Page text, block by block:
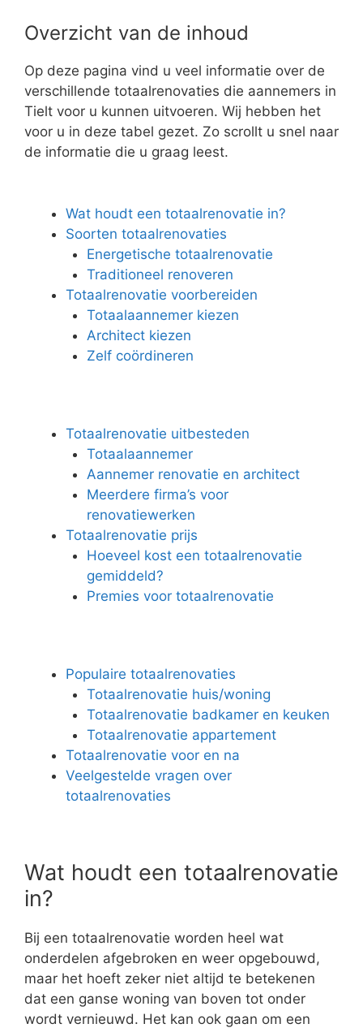
Overzicht van de inhoud
Op deze pagina vind u veel informatie over de
verschillende totaalrenovaties die aannemers in
Tielt voor u kunnen uitvoeren. Wij hebben het
voor u in deze tabel gezet. Zo scrollt u snel naar
de informatie die u graag leest.
Wat houdt een totaalrenovatie in?
Soorten totaalrenovaties
Energetische totaalrenovatie
Traditioneel renoveren
Totaalrenovatie voorbereiden
Totaalaannemer kiezen
Architect kiezen
Zelf coördineren
Totaalrenovatie uitbesteden
Totaalaannemer
Aannemer renovatie en architect
Meerdere firma’s voor
renovatiewerken
Totaalrenovatie prijs
Hoeveel kost een totaalrenovatie
gemiddeld?
Premies voor totaalrenovatie
Populaire totaalrenovaties
Totaalrenovatie huis/woning
Totaalrenovatie badkamer en keuken
Totaalrenovatie appartement
Totaalrenovatie voor en na
Veelgestelde vragen over
totaalrenovaties
Wat houdt een totaalrenovatie
in?
Bij een totaalrenovatie worden heel wat
onderdelen afgebroken en weer opgebouwd,
maar het hoeft zeker niet altijd te betekenen
dat een ganse woning van boven tot onder
wordt vernieuwd. Het kan ook gaan om een